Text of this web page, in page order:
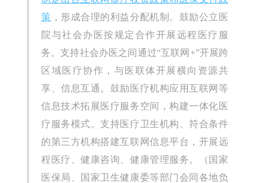
策 ，形成合理的利益分配机制。鼓励公立医
院与社会办医按规定合作开展远程医疗服
务。支持社会办医之间通过“互联网+”开展跨
区域医疗协作，与医联体开展横向资源共
享、信息互通。鼓励医疗机构应用互联网等
信息技术拓展医疗服务空间，构建一体化医
疗服务模式。支持医疗卫生机构、符合条件
的第三方机构搭建互联网信息平台，开展远
程医疗、健康咨询、健康管理服务。（国家
医保局、国家卫生健康委等部门会同各地负